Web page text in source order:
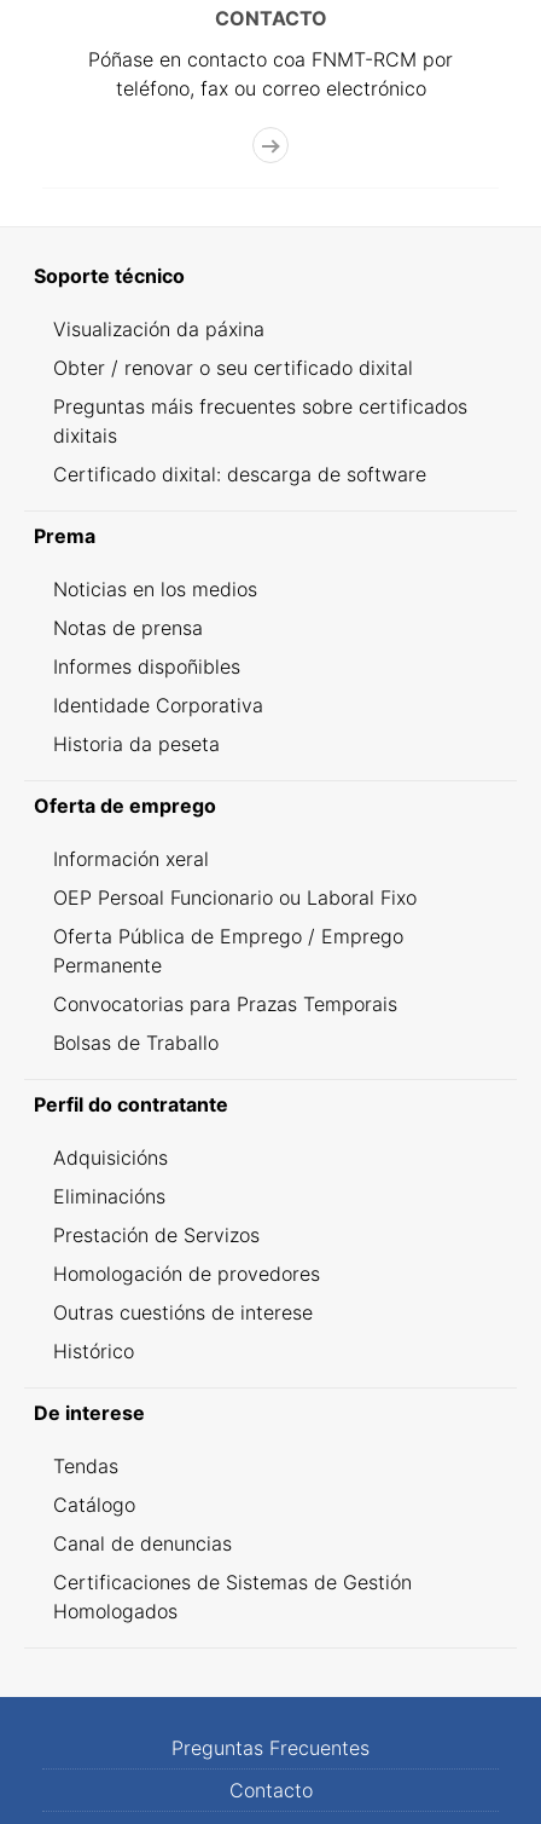
CONTACTO
Póñase en contacto coa FNMT-RCM por
teléfono, fax ou correo electrónico
Soporte técnico
Visualización da páxina
Obter / renovar o seu certificado dixital
Preguntas máis frecuentes sobre certificados
dixitais
Certificado dixital: descarga de software
Prema
Noticias en los medios
Notas de prensa
Informes dispoñibles
Identidade Corporativa
Historia da peseta
Oferta de emprego
Información xeral
OEP Persoal Funcionario ou Laboral Fixo
Oferta Pública de Emprego / Emprego
Permanente
Convocatorias para Prazas Temporais
Bolsas de Traballo
Perfil do contratante
Adquisicións
Eliminacións
Prestación de Servizos
Homologación de provedores
Outras cuestións de interese
Histórico
De interese
Tendas
Catálogo
Canal de denuncias
Certificaciones de Sistemas de Gestión
Homologados
Preguntas Frecuentes
Contacto